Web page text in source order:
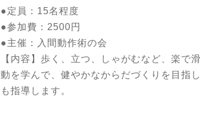
●定員：15名程度
●参加費：2500円
●主催：入間動作術の会
【内容】歩く、立つ、しゃがむなど、楽で
動を学んで、健やかなからだづくりを目指
も指導します。